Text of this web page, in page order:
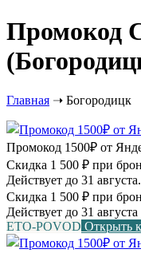
Главная ➝ Богородицк
Промокод 1500₽ от
Скидка 1 500 ₽ при
Действует до 31
Скидка 1 500 ₽ при
Действует до 31
ETO-POVOD Открыть